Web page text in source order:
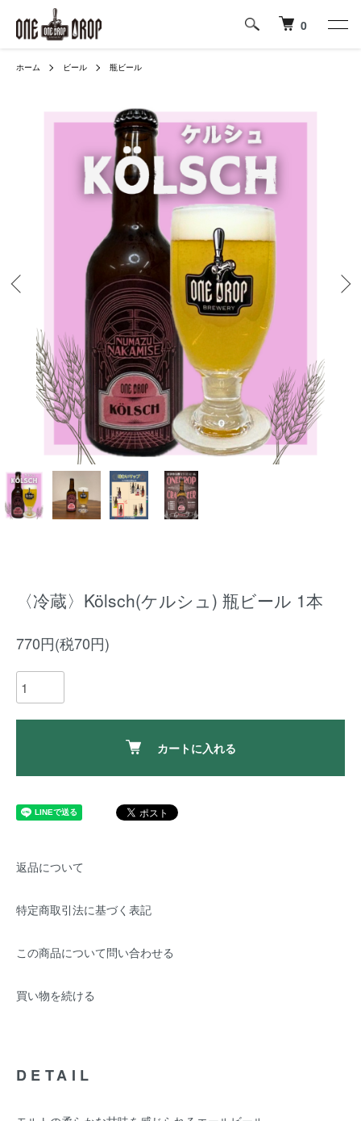
0
ホーム ビール 瓶ビール
〈冷蔵〉Kölsch(ケルシュ) 瓶ビール 1本
770円(税70円)
カートに入れる
返品について
特定商取引法に基づく表記
この商品について問い合わせる
買い物を続ける
DETAIL